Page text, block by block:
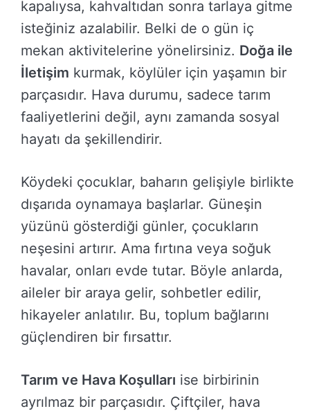
kapalıysa, kahvaltıdan sonra tarlaya gitme
isteğiniz azalabilir. Belki de o gün iç
mekan aktivitelerine yönelirsiniz. Doğa ile
İletişim kurmak, köylüler için yaşamın bir
parçasıdır. Hava durumu, sadece tarım
faaliyetlerini değil, aynı zamanda sosyal
hayatı da şekillendirir.
Köydeki çocuklar, baharın gelişiyle birlikte
dışarıda oynamaya başlarlar. Güneşin
yüzünü gösterdiği günler, çocukların
neşesini artırır. Ama fırtına veya soğuk
havalar, onları evde tutar. Böyle anlarda,
aileler bir araya gelir, sohbetler edilir,
hikayeler anlatılır. Bu, toplum bağlarını
güçlendiren bir fırsattır.
Tarım ve Hava Koşulları ise birbirinin
ayrılmaz bir parçasıdır. Çiftçiler, hava